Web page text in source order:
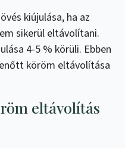
kiújulása, ha az
sikerül eltávolítani.
4-5 % körüli. Ebben
köröm eltávolítása
eltávolítás